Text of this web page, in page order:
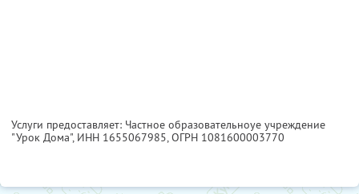
Услуги предоставляет: Частное образовательноуе учреждение
"Урок Дома", ИНН 1655067985, ОГРН 1081600003770